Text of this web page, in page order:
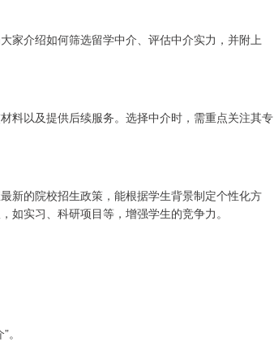
家介绍如何筛选留学中介、评估中介实力，并附上
料以及提供后续服务。选择中介时，需重点关注其专
新的院校招生政策，能根据学生背景制定个性化方
实习、科研项目等，增强学生的竞争力。